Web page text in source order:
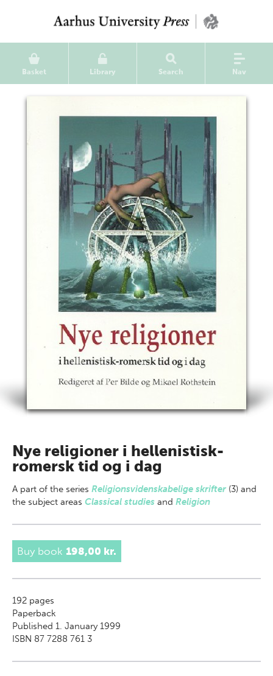
Basket Library Search Nav
Nye religioner i hellenistisk-
romersk tid og i dag
A part of the series Religionsvidenskabelige skrifter (3) and
the subject areas Classical studies and Religion
Buy book 198,00 kr.
192 pages
Paperback
Published 1. January 1999
ISBN 87 7288 761 3